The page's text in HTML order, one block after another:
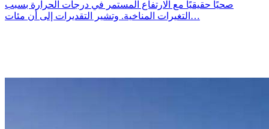
صحيًا حقيقيًا مع الارتفاع المستمر في درجات الحرارة بسبب
التغيرات المناخية. وتشير التقديرات إلى أن مئات…